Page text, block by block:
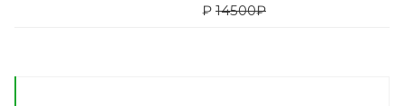
₽ 14500₽